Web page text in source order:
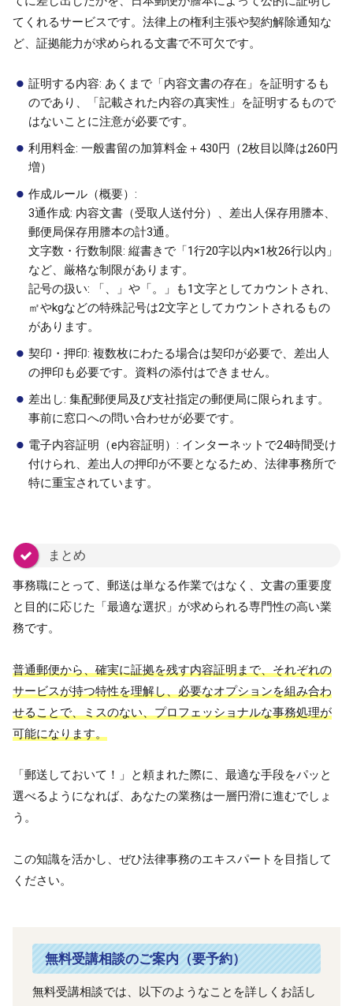
てくれるサービスです。法律上の権利主張や契約解除通知な
ど、証拠能力が求められる文書で不可欠です。
証明する内容: あくまで「内容文書の存在」を証明するも
のであり、「記載された内容の真実性」を証明するもので
はないことに注意が必要です。
利用料金: 一般書留の加算料金＋430円（2枚目以降は260円
増）
作成ルール（概要）:
3通作成: 内容文書（受取人送付分）、差出人保存用謄本、
郵便局保存用謄本の計3通。
文字数・行数制限: 縦書きで「1行20字以内×1枚26行以内」
など、厳格な制限があります。
記号の扱い: 「、」や「。」も1文字としてカウントされ、
㎡やkgなどの特殊記号は2文字としてカウントされるもの
があります。
契印・押印: 複数枚にわたる場合は契印が必要で、差出人
の押印も必要です。資料の添付はできません。
差出し: 集配郵便局及び支社指定の郵便局に限られます。
事前に窓口への問い合わせが必要です。
電子内容証明（e内容証明）: インターネットで24時間受け
付けられ、差出人の押印が不要となるため、法律事務所で
特に重宝されています。
まとめ
事務職にとって、郵送は単なる作業ではなく、文書の重要度
と目的に応じた「最適な選択」が求められる専門性の高い業
務です。
普通郵便から、確実に証拠を残す内容証明まで、それぞれの
サービスが持つ特性を理解し、必要なオプションを組み合わ
せることで、ミスのない、プロフェッショナルな事務処理が
可能になります。
「郵送しておいて！」と頼まれた際に、最適な手段をパッと
選べるようになれば、あなたの業務は一層円滑に進むでしょ
う。
この知識を活かし、ぜひ法律事務のエキスパートを目指して
ください。
無料受講相談のご案内（要予約）
無料受講相談では、以下のようなことを詳しくお話し